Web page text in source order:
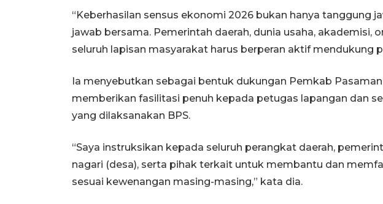
“Keberhasilan sensus ekonomi 2026 bukan hanya tanggung
jawab bersama. Pemerintah daerah, dunia usaha, akademisi,
seluruh lapisan masyarakat harus berperan aktif mendukung
Ia menyebutkan sebagai bentuk dukungan Pemkab
memberikan fasilitasi penuh kepada petugas lapangan dan
yang dilaksanakan BPS.
“Saya instruksikan kepada seluruh perangkat daerah,
nagari (desa), serta pihak terkait untuk membantu dan
sesuai kewenangan masing-masing,” kata dia.